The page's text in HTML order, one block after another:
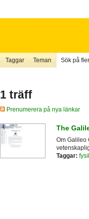
Taggar Teman Sök på
1 träff
Prenumerera på nya länkar
The
Om Galileo
Taggar: